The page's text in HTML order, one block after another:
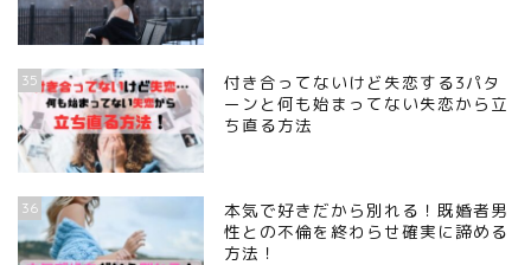
35
付き合ってないけど失恋する3パタ
ーンと何も始まってない失恋から立
ち直る方法
36
本気で好きだから別れる！既婚者男
性との不倫を終わらせ確実に諦める
方法！